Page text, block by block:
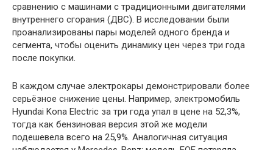
сравнению с машинами с традиционными двигателями
внутреннего сгорания (ДВС). В исследовании были
проанализированы пары моделей одного бренда и
сегмента, чтобы оценить динамику цен через три года
после покупки.
В каждом случае электрокары демонстрировали более
серьёзное снижение цены. Например, электромобиль
Hyundai Kona Electric за три года упал в цене на 52,3%,
тогда как бензиновая версия этой же модели
подешевела всего на 25,9%. Аналогичная ситуация